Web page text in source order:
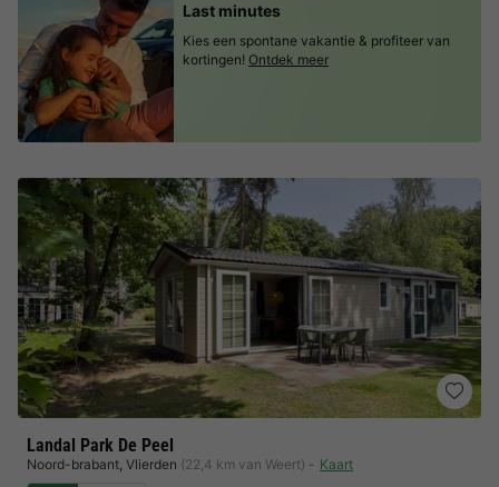
Landal Park De Peel
Noord-brabant, Vlierden (22,4 km van Weert) Kaart
Last minutes
Kies een spontane vakantie & profiteer van
kortingen! Ontdek meer